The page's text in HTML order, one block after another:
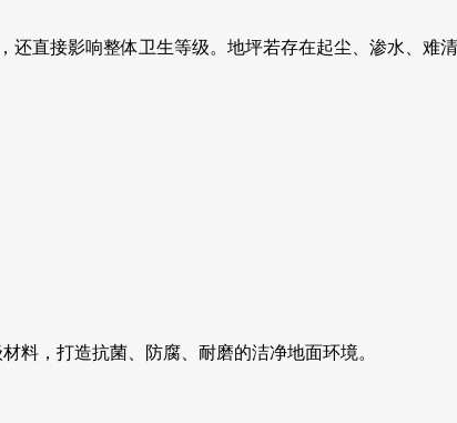
直接影响整体卫生等级。地坪若存在起尘、渗水、难
料，打造抗菌、防腐、耐磨的洁净地面环境。